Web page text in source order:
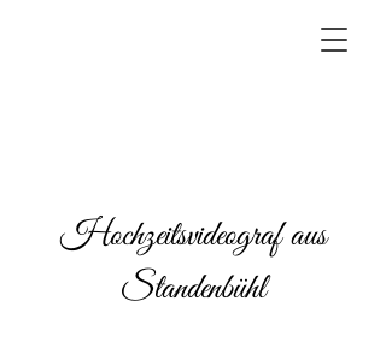
Hochzeitsvideograf aus
Standenbühl